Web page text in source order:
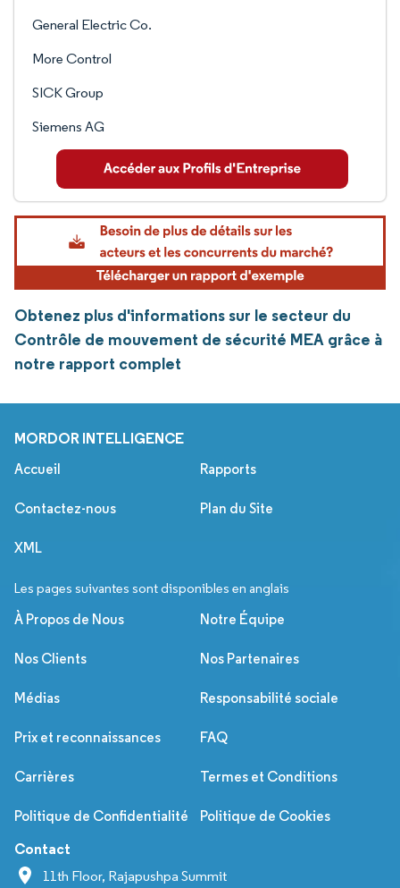
General Electric Co.
More Control
SICK Group
Siemens AG
Obtenez plus d'informations sur le secteur du
Contrôle de mouvement de sécurité MEA grâce à
notre rapport complet
MORDOR INTELLIGENCE
Accueil Rapports
Contactez-nous Plan du Site
XML
Les pages suivantes sont disponibles en anglais
À Propos de Nous Notre Équipe
Nos Clients Nos Partenaires
Médias Responsabilité sociale
Prix et reconnaissances FAQ
Carrières Termes et Conditions
Politique de Confidentialité Politique de Cookies
Contact
11th Floor, Rajapushpa Summit